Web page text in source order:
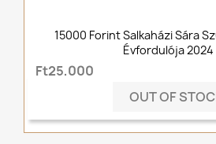
15000 Forint Salkaházi Sára
Évfordulója 2024
Ft25,000
OUT OF